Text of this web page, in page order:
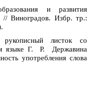
и развития
// Виноградов. Избр. тр.:
листок со
языке Г. Р. Державина
употребления слова